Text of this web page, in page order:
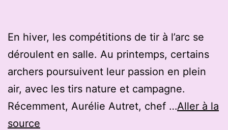
En hiver, les compétitions de tir à l’arc se
déroulent en salle. Au printemps, certains
archers poursuivent leur passion en plein
air, avec les tirs nature et campagne.
Récemment, Aurélie Autret, chef …Aller à la
source